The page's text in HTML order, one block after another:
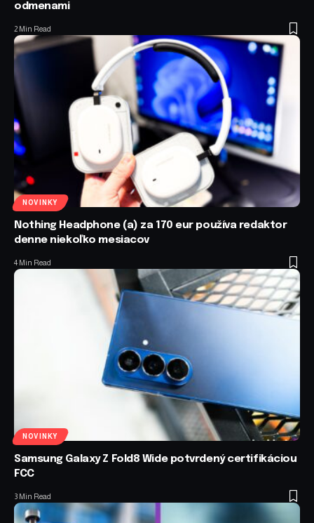
odmenami
2 Min Read
NOVINKY
Nothing Headphone (a) za 170 eur používa redaktor
denne niekoľko mesiacov
4 Min Read
NOVINKY
Samsung Galaxy Z Fold8 Wide potvrdený certifikáciou
FCC
3 Min Read